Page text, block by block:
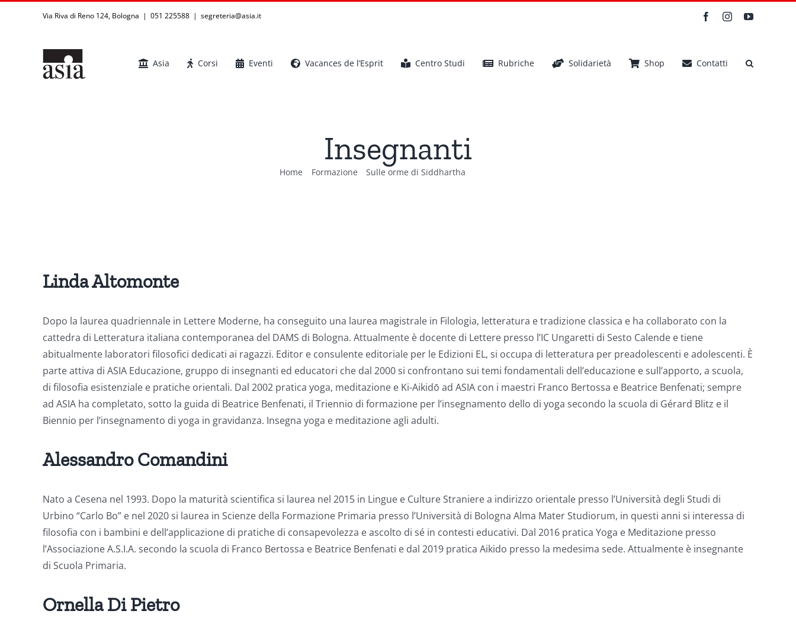
Via Riva di Reno 124, Bologna | 051 225588 | segreteria@asia.it FacebookInstagramYouTube
Asia Corsi Eventi Vacances de l’Esprit Centro Studi Rubriche Solidarietà Shop Contatti
Insegnanti
Home Formazione Sulle orme di Siddhartha
Linda Altomonte
Dopo la laurea quadriennale in Lettere Moderne, ha conseguito una laurea magistrale in Filologia, letteratura e tradizione classica e ha collaborato con la
cattedra di Letteratura italiana contemporanea del DAMS di Bologna. Attualmente è docente di Lettere presso l’IC Ungaretti di Sesto Calende e tiene
abitualmente laboratori filosofici dedicati ai ragazzi. Editor e consulente editoriale per le Edizioni EL, si occupa di letteratura per preadolescenti e adolescenti. È
parte attiva di ASIA Educazione, gruppo di insegnanti ed educatori che dal 2000 si confrontano sui temi fondamentali dell’educazione e sull’apporto, a scuola,
di filosofia esistenziale e pratiche orientali. Dal 2002 pratica yoga, meditazione e Ki-Aikidō ad ASIA con i maestri Franco Bertossa e Beatrice Benfenati; sempre
ad ASIA ha completato, sotto la guida di Beatrice Benfenati, il Triennio di formazione per l’insegnamento dello di yoga secondo la scuola di Gérard Blitz e il
Biennio per l’insegnamento di yoga in gravidanza. Insegna yoga e meditazione agli adulti.
Alessandro Comandini
Nato a Cesena nel 1993. Dopo la maturità scientifica si laurea nel 2015 in Lingue e Culture Straniere a indirizzo orientale presso l’Università degli Studi di
Urbino “Carlo Bo” e nel 2020 si laurea in Scienze della Formazione Primaria presso l’Università di Bologna Alma Mater Studiorum, in questi anni si interessa di
filosofia con i bambini e dell’applicazione di pratiche di consapevolezza e ascolto di sé in contesti educativi. Dal 2016 pratica Yoga e Meditazione presso
l’Associazione A.S.I.A. secondo la scuola di Franco Bertossa e Beatrice Benfenati e dal 2019 pratica Aikido presso la medesima sede. Attualmente è insegnante
di Scuola Primaria.
Ornella Di Pietro